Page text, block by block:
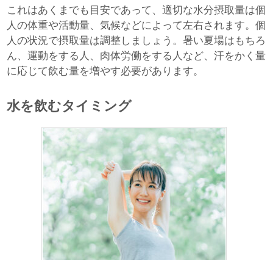
これはあくまでも目安であって、適切な水分摂取量は個
人の体重や活動量、気候などによって左右されます。個
人の状況で摂取量は調整しましょう。暑い夏場はもちろ
ん、運動をする人、肉体労働をする人など、汗をかく量
に応じて飲む量を増やす必要があります。
水を飲むタイミング